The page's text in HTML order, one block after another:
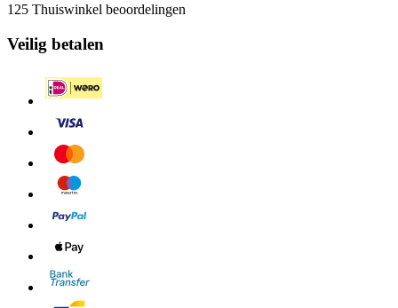
125 Thuiswinkel beoordelingen
Veilig betalen